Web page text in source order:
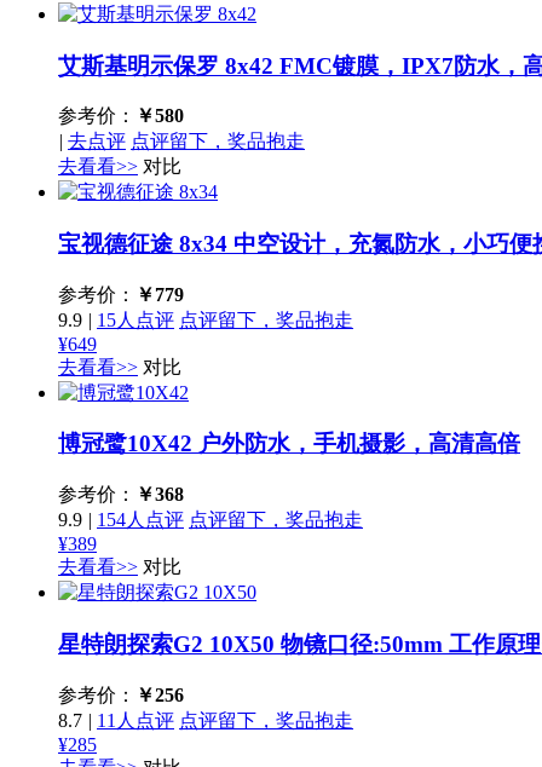
艾斯基明示保罗 8x42 FMC镀膜，IPX7防水，
参考价： ￥580
| 去点评 点评留下，奖品抱走
去看看>> 对比
宝视德征途 8x34 中空设计，充氮防水，小巧便
参考价： ￥779
9.9 | 15人点评 点评留下，奖品抱走
¥649
去看看>> 对比
博冠鹭10X42 户外防水，手机摄影，高清高倍
参考价： ￥368
9.9 | 154人点评 点评留下，奖品抱走
¥389
去看看>> 对比
星特朗探索G2 10X50 物镜口径:50mm 工作原
参考价： ￥256
8.7 | 11人点评 点评留下，奖品抱走
¥285